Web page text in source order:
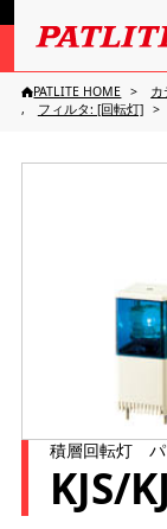
PATLITE HOME
フィルタ: [回転灯]
積層回転灯 パ
KJS/